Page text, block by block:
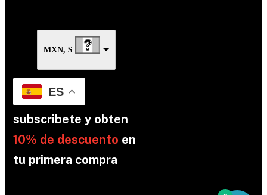
MXN, $
ES
subscribete y obten
10% de descuento en
tu primera compra